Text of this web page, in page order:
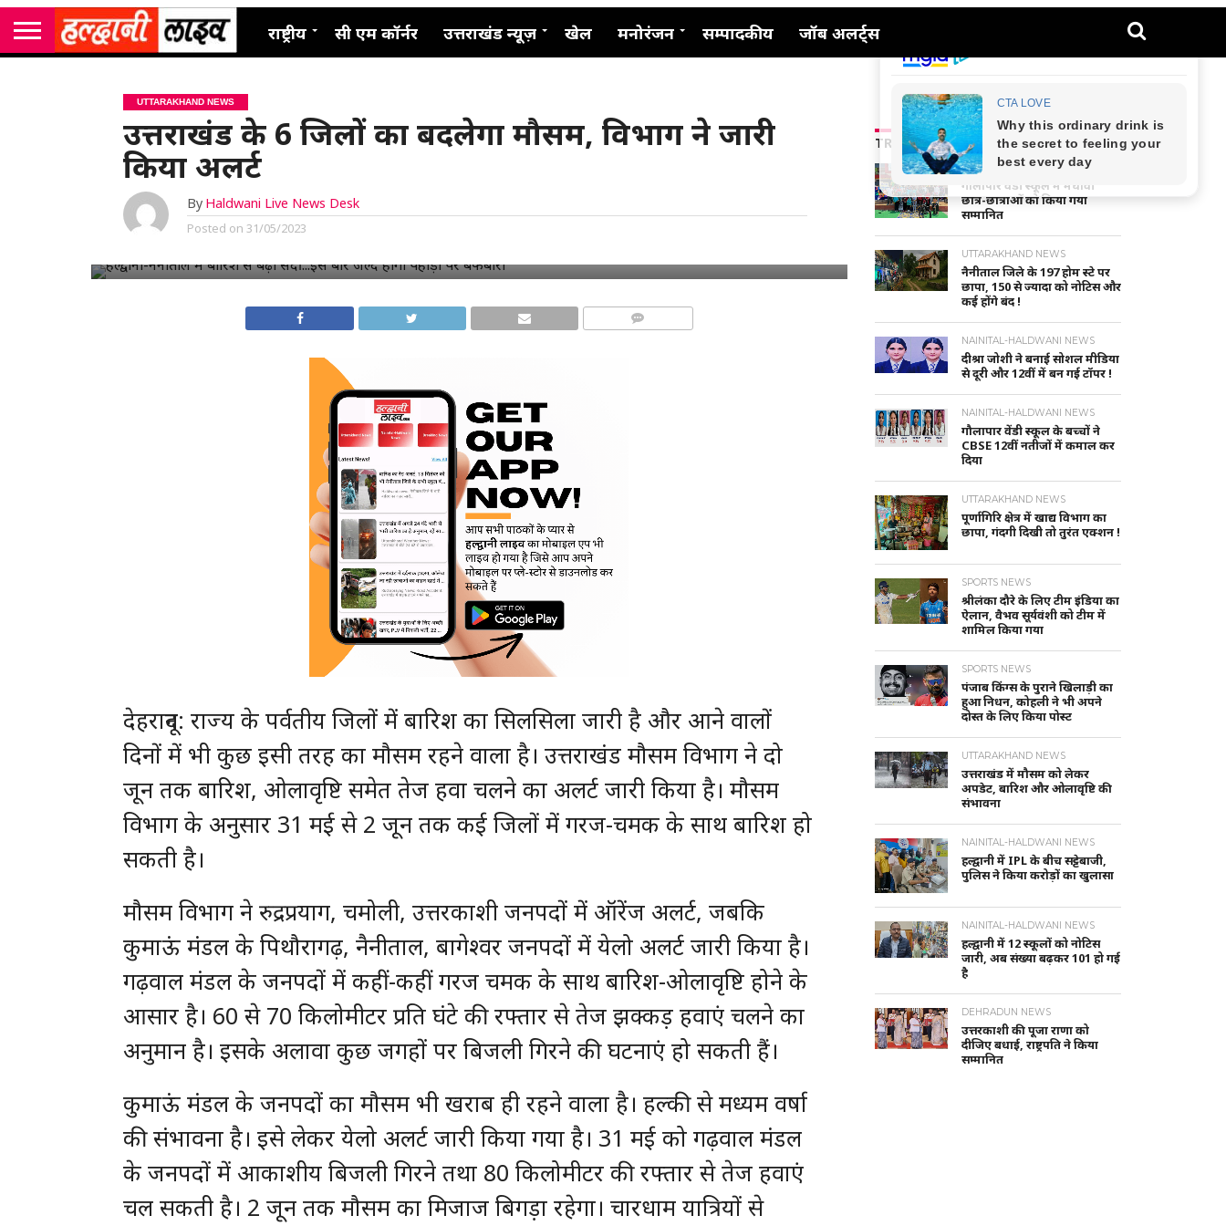
राष्ट्रीय सी एम कॉर्नर उत्तराखंड न्यूज़ खेल मनोरंजन सम्पादकीय जॉब अलर्ट्स
UTTARAKHAND NEWS
उत्तराखंड के 6 जिलों का बदलेगा मौसम, विभाग ने जारी
किया अलर्ट
By Haldwani Live News Desk
Posted on 31/05/2023
देहरादून: राज्य के पर्वतीय जिलों में बारिश का सिलसिला जारी है और आने वालों
दिनों में भी कुछ इसी तरह का मौसम रहने वाला है। उत्तराखंड मौसम विभाग ने दो
जून तक बारिश, ओलावृष्टि समेत तेज हवा चलने का अलर्ट जारी किया है। मौसम
विभाग के अनुसार 31 मई से 2 जून तक कई जिलों में गरज-चमक के साथ बारिश हो
सकती है।
मौसम विभाग ने रुद्रप्रयाग, चमोली, उत्तरकाशी जनपदों में ऑरेंज अलर्ट, जबकि
कुमाऊं मंडल के पिथौरागढ़, नैनीताल, बागेश्वर जनपदों में येलो अलर्ट जारी किया है।
गढ़वाल मंडल के जनपदों में कहीं-कहीं गरज चमक के साथ बारिश-ओलावृष्टि होने के
आसार है। 60 से 70 किलोमीटर प्रति घंटे की रफ्तार से तेज झक्कड़ हवाएं चलने का
अनुमान है। इसके अलावा कुछ जगहों पर बिजली गिरने की घटनाएं हो सकती हैं।
कुमाऊं मंडल के जनपदों का मौसम भी खराब ही रहने वाला है। हल्की से मध्यम वर्षा
की संभावना है। इसे लेकर येलो अलर्ट जारी किया गया है। 31 मई को गढ़वाल मंडल
के जनपदों में आकाशीय बिजली गिरने तथा 80 किलोमीटर की रफ्तार से तेज हवाएं
चल सकती है। 2 जून तक मौसम का मिजाज बिगड़ा रहेगा। चारधाम यात्रियों से
TRENDING NEWS
NAINITAL-HALDWANI NEWS
गौलापार वैंडी स्कूल में मेधावी
छात्र-छात्राओं को किया गया
सम्मानित
UTTARAKHAND NEWS
नैनीताल जिले के 197 होम स्टे पर
छापा, 150 से ज्यादा को नोटिस और
कई होंगे बंद !
NAINITAL-HALDWANI NEWS
दीश्रा जोशी ने बनाई सोशल मीडिया
से दूरी और 12वीं में बन गई टॉपर !
NAINITAL-HALDWANI NEWS
गौलापार वेंडी स्कूल के बच्चों ने
CBSE 12वीं नतीजों में कमाल कर
दिया
UTTARAKHAND NEWS
पूर्णागिरि क्षेत्र में खाद्य विभाग का
छापा, गंदगी दिखी तो तुरंत एक्शन !
SPORTS NEWS
श्रीलंका दौरे के लिए टीम इंडिया का
ऐलान, वैभव सूर्यवंशी को टीम में
शामिल किया गया
SPORTS NEWS
पंजाब किंग्स के पुराने खिलाड़ी का
हुआ निधन, कोहली ने भी अपने
दोस्त के लिए किया पोस्ट
UTTARAKHAND NEWS
उत्तराखंड में मौसम को लेकर
अपडेट, बारिश और ओलावृष्टि की
संभावना
NAINITAL-HALDWANI NEWS
हल्द्वानी में IPL के बीच सट्टेबाजी,
पुलिस ने किया करोड़ों का खुलासा
NAINITAL-HALDWANI NEWS
हल्द्वानी में 12 स्कूलों को नोटिस
जारी, अब संख्या बढ़कर 101 हो गई
है
DEHRADUN NEWS
उत्तरकाशी की पूजा राणा को
दीजिए बधाई, राष्ट्रपति ने किया
सम्मानित